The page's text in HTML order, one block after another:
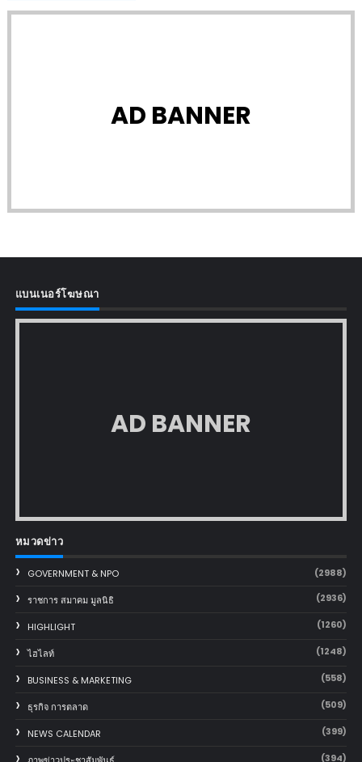
AD BANNER
แบนเนอร์โฆษณา
AD BANNER
หมวดข่าว
GOVERNMENT & NPO (2988)
ราชการ สมาคม มูลนิธิ (2936)
HIGHLIGHT (1260)
ไฮไลท์ (1248)
BUSINESS & MARKETING (558)
ธุรกิจ การตลาด (509)
NEWS CALENDAR (399)
(394)